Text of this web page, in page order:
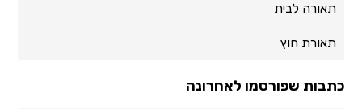
תאורה לבית
תאורת חוץ
כתבות שפורסמו לאחרונה